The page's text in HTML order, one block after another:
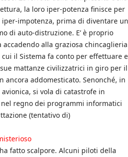
la loro iper-potenza finisce per
impotenza, prima di diventare un
di auto-distruzione. E’ è proprio
accadendo alla graziosa chincaglieria
cui il Sistema fa conto per effettuare e
mattanze civilizzatrici in giro per il
ancora addomesticato. Senonché, in
si vola di catastrofe in
regno dei programmi informatici
(tentativo di)
fatto scalpore. Alcuni piloti della